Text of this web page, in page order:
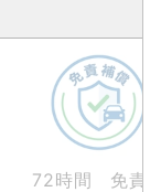
72時間 免責